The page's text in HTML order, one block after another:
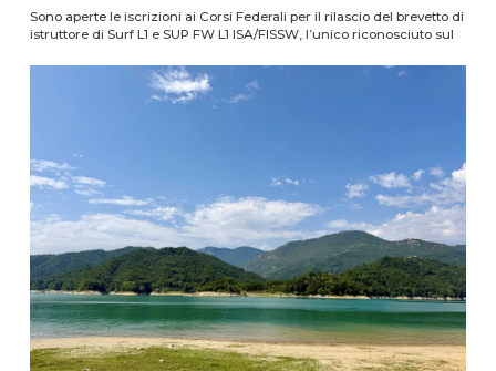
Sono aperte le iscrizioni ai Corsi Federali per il rilascio del brevetto di
istruttore di Surf L1 e SUP FW L1 ISA/FISSW, l’unico riconosciuto sul